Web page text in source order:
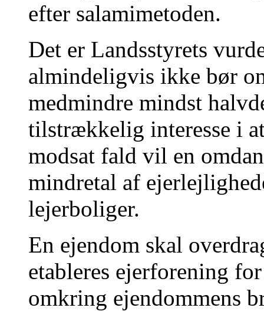
efter salamimetoden.
Det er Landsstyrets
almindeligvis ikke bør
medmindre mindst
tilstrækkelig interesse i
modsat fald vil en
mindretal af
lejerboliger.
En ejendom skal
etableres ejerforening
omkring ejendommens